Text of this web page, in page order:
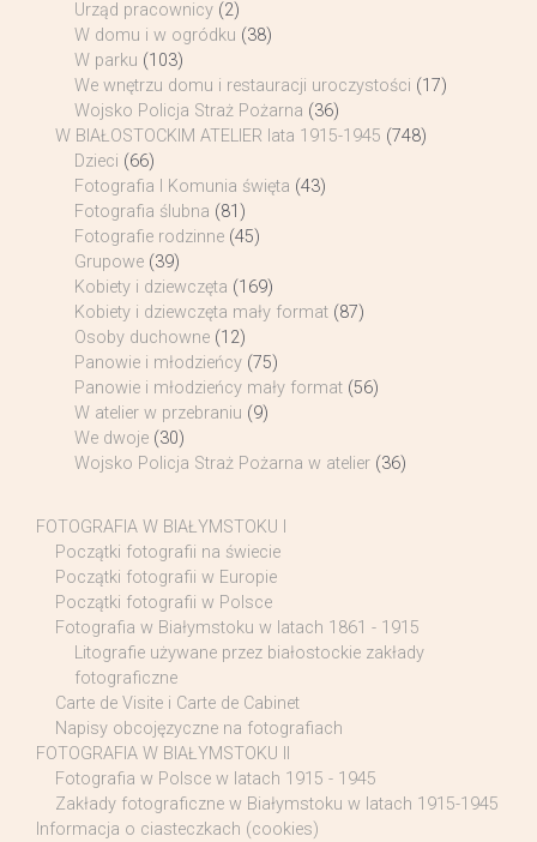
Urząd pracownicy (2)
W domu i w ogródku (38)
W parku (103)
We wnętrzu domu i restauracji uroczystości (17)
Wojsko Policja Straż Pożarna (36)
W BIAŁOSTOCKIM ATELIER lata 1915-1945 (748)
Dzieci (66)
Fotografia I Komunia święta (43)
Fotografia ślubna (81)
Fotografie rodzinne (45)
Grupowe (39)
Kobiety i dziewczęta (169)
Kobiety i dziewczęta mały format (87)
Osoby duchowne (12)
Panowie i młodzieńcy (75)
Panowie i młodzieńcy mały format (56)
W atelier w przebraniu (9)
We dwoje (30)
Wojsko Policja Straż Pożarna w atelier (36)
FOTOGRAFIA W BIAŁYMSTOKU I
Początki fotografii na świecie
Początki fotografii w Europie
Początki fotografii w Polsce
Fotografia w Białymstoku w latach 1861 - 1915
Litografie używane przez białostockie zakłady
fotograficzne
Carte de Visite i Carte de Cabinet
Napisy obcojęzyczne na fotografiach
FOTOGRAFIA W BIAŁYMSTOKU II
Fotografia w Polsce w latach 1915 - 1945
Zakłady fotograficzne w Białymstoku w latach 1915-1945
Informacja o ciasteczkach (cookies)